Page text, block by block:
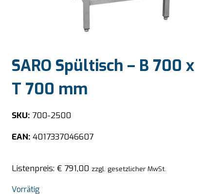
SARO Spültisch – B 700 x
T 700 mm
SKU: 700-2500
EAN: 4017337046607
Listenpreis: € 791,00 zzgl. gesetzlicher MwSt.
Vorrätig